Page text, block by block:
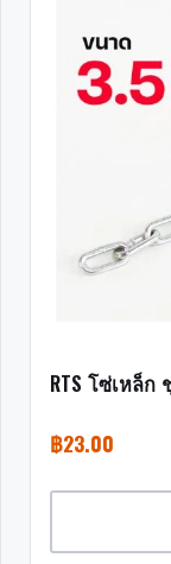
RTS โซ่เหล็
฿23.00